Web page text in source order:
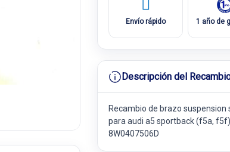
Envío rápido 1 año de
Descripción del
Recambio de brazo
para audi a5 sportback (f5a,
8W0407506D